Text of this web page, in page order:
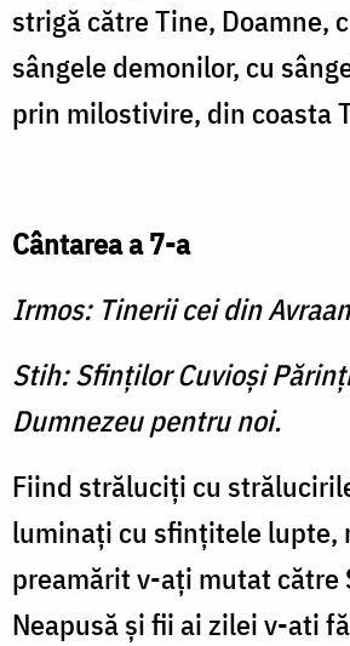
strigă către Tine, Doamne,
sângele demonilor, cu
prin milostivire, din coasta
Cântarea a 7-a
Irmos: Tinerii cei din
Stih: Sfinţilor Cuvioşi
Dumnezeu pentru noi.
Fiind străluciţi cu
luminaţi cu sfinţitele lupte,
preamărit v-aţi mutat către
Neapusă şi fii ai zilei v-ati